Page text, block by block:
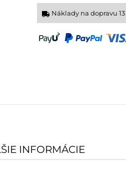
Náklady na dopravu13
INFORMÁCIE